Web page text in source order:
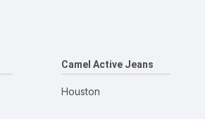
Camel Active Jeans
Houston